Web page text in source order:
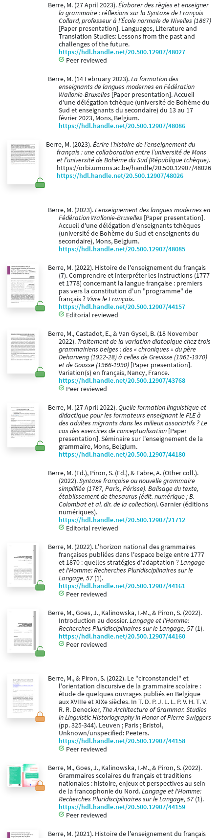
Berre, M. (27 April 2023).Élaborer des règles et enseigner
la grammaire : réflexions sur la Syntaxe de François
Collard, professeur à l’École normale de Nivelles (1867)
[Paper presentation]. Languages, Literature and
Translation Studies: Lessons from the past and
challenges of the future.
https://hdl.handle.net/20.500.12907/48027
Peer reviewed
Berre, M. (14 February 2023).La formation des
enseignants de langues modernes en Fédération
Wallonie-Bruxelles [Paper presentation]. Accueil
d'une délégation tchèque (université de Bohème du
Sud et enseignants du secondaire) du 13 au 17
février 2023, Mons, Belgium.
https://hdl.handle.net/20.500.12907/48086
Berre, M. (2023).Écrire l’histoire de l’enseignement du
français : une collaboration entre l’université de Mons
et l’université de Bohème du Sud (République tchèque).
https://orbi.umons.ac.be/handle/20.500.12907/48026
https://hdl.handle.net/20.500.12907/48026
Berre, M. (2023).L'enseignement des langues modernes en
Fédération Wallonie-Bruxelles [Paper presentation].
Accueil d'une délégation d'enseignants tchèques
(université de Bohème du Sud et enseignents du
secondaire), Mons, Belgium.
https://hdl.handle.net/20.500.12907/48085
Berre, M. (2022). Histoire de l'enseignement du français
(7). Comprendre et interpréter les instructions (1777
et 1778) concernant la langue française : premiers
pas vers la constitution d'un "programme" de
français ? Vivre le Français.
https://hdl.handle.net/20.500.12907/44157
Editorial reviewed
Berre, M., Castadot, E., & Van Gysel, B. (18 November
2022). Traitement de la variation diatopique chez trois
grammairiens belges : des « chroniques » du père
Deharveng (1922-28) à celles de Grevisse (1961-1970)
et de Goosse (1966-1990) [Paper presentation].
Variation(s) en français, Nancy, France.
https://hdl.handle.net/20.500.12907/43768
Peer reviewed
Berre, M. (27 April 2022).Quelle formation linguistique et
didactique pour les formateurs enseignant le FLE à
des adultes migrants dans les milieux associatifs ? Le
cas des exercices de conceptualisation [Paper
presentation]. Séminaire sur l'enseignement de la
grammaire, Mons, Belgium.
https://hdl.handle.net/20.500.12907/44180
Berre, M. (Ed.), Piron, S. (Ed.), & Fabre, A. (Other coll.).
(2022).Syntaxe françoise ou nouvelle grammaire
simplifiée (1787, Paris, Périsse). Balisage du texte,
établissement de thesaurus (édit. numérique ; B.
Colombat et al. dir. de la collection). Garnier (éditions
numériques).
https://hdl.handle.net/20.500.12907/21712
Editorial reviewed
Berre, M. (2022). L'horizon national des grammaires
françaises publiées dans l'espace belge entre 1777
et 1870 : quelles stratégies d'adaptation ?Langage
et l'Homme: Recherches Pluridisciplinaires sur le
Langage, 57 (1).
https://hdl.handle.net/20.500.12907/44161
Peer reviewed
Berre, M., Goes, J., Kalinowska, I.-M., & Piron, S. (2022).
Introduction au dossier.Langage et l'Homme:
Recherches Pluridisciplinaires sur le Langage, 57 (1).
https://hdl.handle.net/20.500.12907/44160
Peer reviewed
Berre, M., & Piron, S. (2022). Le "circonstanciel" et
l'orientation discursive de la grammaire scolaire :
étude de quelques ouvrages publiés en Belgique
aux XVIIIe et XIXe siècles. In T. D. P. J. L. L. P. V. H. T. V.
R. R. Denecker, The Architecture of Grammar. Studies
in Linguistic Historiography in Honor of Pierre Swiggers
(pp. 325-344). Leuven ; Paris ; Bristol,
Unknown/unspecified: Peeters.
https://hdl.handle.net/20.500.12907/44158
Peer reviewed
Berre, M., Goes, J., Kalinowska, I.-M., & Piron, S. (2022).
Grammaires scolaires du français et traditions
nationales : histoire, enjeux et perspectives au sein
de la francophonie du Nord.Langage et l'Homme:
Recherches Pluridisciplinaires sur le Langage, 57 (1).
https://hdl.handle.net/20.500.12907/44159
Peer reviewed
Berre, M. (2021). Histoire de l'enseignement du français